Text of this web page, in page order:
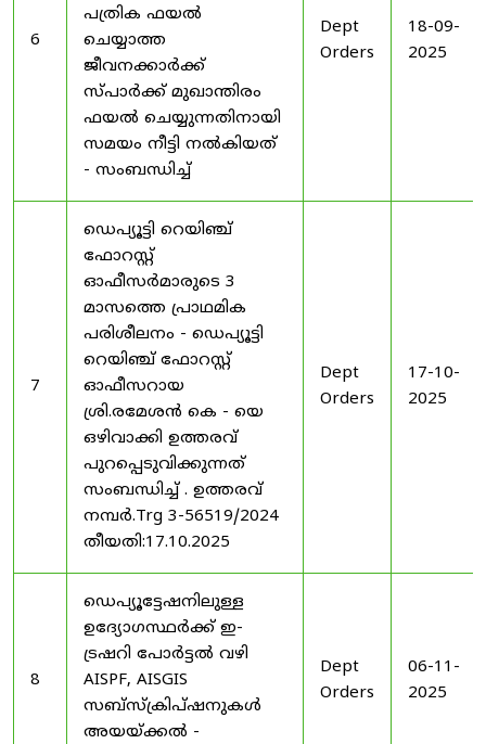
6
പത്രിക ഫയൽ
ചെയ്യാത്ത
ജീവനക്കാർക്ക്
സ്പാർക്ക് മുഖാന്തിരം
ഫയൽ ചെയ്യുന്നതിനായി
സമയം നീട്ടി നൽകിയത്
- സംബന്ധിച്ച്
Dept
Orders
18-09-
2025
7
ഡെപ്യൂട്ടി റെയിഞ്ച്
ഫോറസ്റ്റ്
ഓഫീസർമാരുടെ 3
മാസത്തെ പ്രാഥമിക
പരിശീലനം - ഡെപ്യൂട്ടി
റെയിഞ്ച് ഫോറസ്റ്റ്
ഓഫീസറായ
ശ്രി.രമേശൻ കെ - യെ
ഒഴിവാക്കി ഉത്തരവ്
പുറപ്പെടുവിക്കുന്നത്
സംബന്ധിച്ച് . ഉത്തരവ്
നമ്പർ.Trg 3-56519/2024
തീയതി:17.10.2025
Dept
Orders
17-10-
2025
8
ഡെപ്യൂട്ടേഷനിലുള്ള
ഉദ്യോഗസ്ഥർക്ക് ഇ-
ട്രഷറി പോർട്ടൽ വഴി
AISPF, AISGIS
സബ്‌സ്‌ക്രിപ്‌ഷനുകൾ
അയയ്ക്കൽ -
Dept
Orders
06-11-
2025